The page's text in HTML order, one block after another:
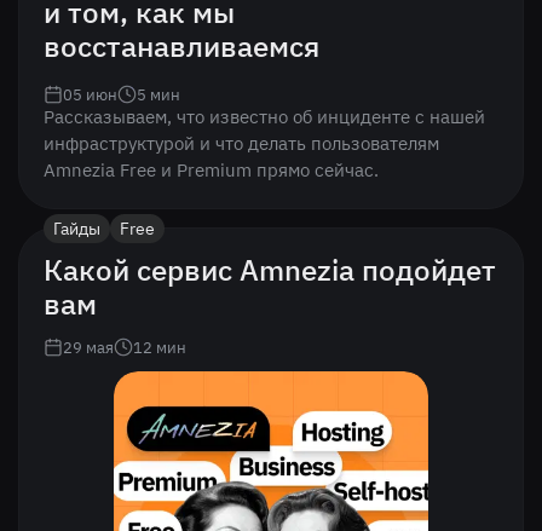
и том, как мы
восстанавливаемся
Рассказываем, что известно об инциденте с нашей
инфраструктурой и что делать пользователям
Amnezia Free и Premium прямо сейчас.
05 июн 5 мин
Гайды Free
Какой сервис Amnezia подойдет
вам
29 мая 12 мин